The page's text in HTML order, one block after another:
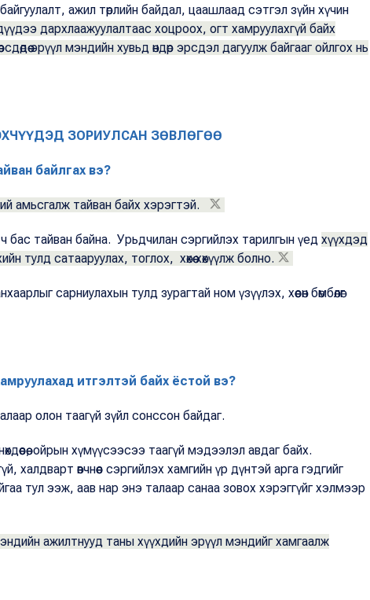
ажил төрлийн байдал, цаашлаад сэтгэл зүйн хүчин
дархлаажуулалтаас хоцроох, огт хамруулахгүй байх
эрүүл мэндийн хувьд өндөр эрсдэл дагуулж байгааг ойлгох нь
ЗОРИУЛСАН ЗӨВЛӨГӨӨ
байлгах вэ?
амьсгалж тайван байх хэрэгтэй.
бас тайван байна. Урьдчилан сэргийлэх тарилгын үед хүүхдэд
тулд сатааруулах, тоглох, хөхөө хөхүүлж болно.
сарниулахын тулд зурагтай ном үзүүлэх, хөөсөн бөмбөлөг
итгэлтэй байх ёстой вэ?
олон таагүй зүйл сонссон байдаг.
ойрын хүмүүсээсээ таагүй мэдээлэл авдаг байх.
халдварт өвчнөөс сэргийлэх хамгийн үр дүнтэй арга гэдгийг
тул ээж, аав нар энэ талаар санаа зовох хэрэггүйг хэлмээр
ажилтнууд таны хүүхдийн эрүүл мэндийг хамгаалж